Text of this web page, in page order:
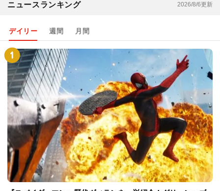
ニュースランキング 2026/8/6更新
デイリー 週間 月間